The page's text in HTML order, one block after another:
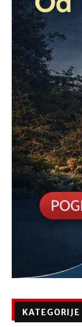
KATEGORIJE